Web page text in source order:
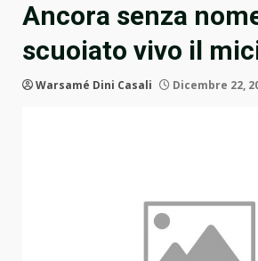
Ancora senza
scuoiato vivo il
Warsamé Dini Casali Dicembre 22,